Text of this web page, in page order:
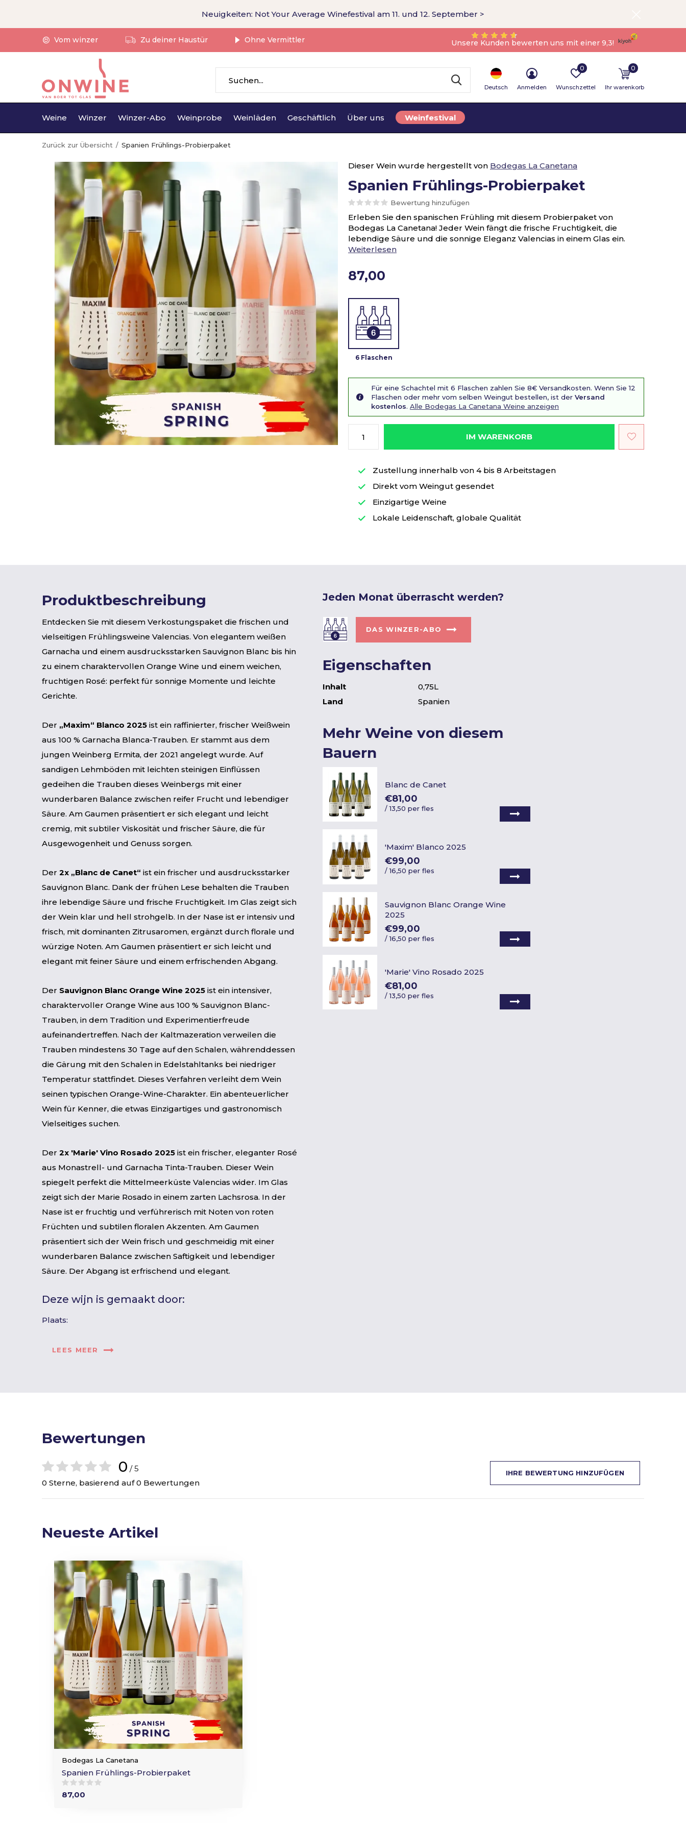
Weine Winzer Winzer-Abo Weinprobe Weinläden Geschäftlich Über uns Weinfestival
Deutsch Anmelden Wunschzettel
0
Ihr warenkorb
0
Vom winzer Zu deiner Haustür Ohne Vermittler Unsere Kunden bewerten uns mit einer 9,3!
Neuigkeiten: Not Your Average Winefestival am 11. und 12. September >
Zurück zur Übersicht Spanien Frühlings-Probierpaket
Dieser Wein wurde hergestellt von Bodegas La Canetana
Spanien Frühlings-Probierpaket
Bewertung hinzufügen
Erleben Sie den spanischen Frühling mit diesem Probierpaket von
Bodegas La Canetana! Jeder Wein fängt die frische Fruchtigkeit, die
lebendige Säure und die sonnige Eleganz Valencias in einem Glas ein.
Weiterlesen
87,00
6 Flaschen
Für eine Schachtel mit 6 Flaschen zahlen Sie 8€ Versandkosten. Wenn Sie 12
Flaschen oder mehr vom selben Weingut bestellen, ist der Versand
kostenlos. Alle Bodegas La Canetana Weine anzeigen
IM WARENKORB
Zustellung innerhalb von 4 bis 8 Arbeitstagen
Direkt vom Weingut gesendet
Einzigartige Weine
Lokale Leidenschaft, globale Qualität
Produktbeschreibung
Entdecken Sie mit diesem Verkostungspaket die frischen und
vielseitigen Frühlingsweine Valencias. Von elegantem weißen
Garnacha und einem ausdrucksstarken Sauvignon Blanc bis hin
zu einem charaktervollen Orange Wine und einem weichen,
fruchtigen Rosé: perfekt für sonnige Momente und leichte
Gerichte.
Der „Maxim“ Blanco 2025 ist ein raffinierter, frischer Weißwein
aus 100 % Garnacha Blanca-Trauben. Er stammt aus dem
jungen Weinberg Ermita, der 2021 angelegt wurde. Auf
sandigen Lehmböden mit leichten steinigen Einflüssen
gedeihen die Trauben dieses Weinbergs mit einer
wunderbaren Balance zwischen reifer Frucht und lebendiger
Säure. Am Gaumen präsentiert er sich elegant und leicht
cremig, mit subtiler Viskosität und frischer Säure, die für
Ausgewogenheit und Genuss sorgen.
Der 2x „Blanc de Canet“ ist ein frischer und ausdrucksstarker
Sauvignon Blanc. Dank der frühen Lese behalten die Trauben
ihre lebendige Säure und frische Fruchtigkeit. Im Glas zeigt sich
der Wein klar und hell strohgelb. In der Nase ist er intensiv und
frisch, mit dominanten Zitrusaromen, ergänzt durch florale und
würzige Noten. Am Gaumen präsentiert er sich leicht und
elegant mit feiner Säure und einem erfrischenden Abgang.
Der Sauvignon Blanc Orange Wine 2025 ist ein intensiver,
charaktervoller Orange Wine aus 100 % Sauvignon Blanc-
Trauben, in dem Tradition und Experimentierfreude
aufeinandertreffen. Nach der Kaltmazeration verweilen die
Trauben mindestens 30 Tage auf den Schalen, währenddessen
die Gärung mit den Schalen in Edelstahltanks bei niedriger
Temperatur stattfindet. Dieses Verfahren verleiht dem Wein
seinen typischen Orange-Wine-Charakter. Ein abenteuerlicher
Wein für Kenner, die etwas Einzigartiges und gastronomisch
Vielseitiges suchen.
Der 2x 'Marie' Vino Rosado 2025 ist ein frischer, eleganter Rosé
aus Monastrell- und Garnacha Tinta-Trauben. Dieser Wein
spiegelt perfekt die Mittelmeerküste Valencias wider. Im Glas
zeigt sich der Marie Rosado in einem zarten Lachsrosa. In der
Nase ist er fruchtig und verführerisch mit Noten von roten
Früchten und subtilen floralen Akzenten. Am Gaumen
präsentiert sich der Wein frisch und geschmeidig mit einer
wunderbaren Balance zwischen Saftigkeit und lebendiger
Säure. Der Abgang ist erfrischend und elegant.
Deze wijn is gemaakt door:
Plaats:
LEES MEER
Jeden Monat überrascht werden?
DAS WINZER-ABO
Eigenschaften
Inhalt
0,75L
Land
Spanien
Mehr Weine von diesem
Bauern
Blanc de Canet
€81,00
/13,50 per fles
'Maxim' Blanco 2025
€99,00
/16,50 per fles
Sauvignon Blanc Orange Wine
2025
€99,00
/16,50 per fles
'Marie' Vino Rosado 2025
€81,00
/13,50 per fles
Bewertungen
0 / 5
0 Sterne, basierend auf 0 Bewertungen
IHRE BEWERTUNG HINZUFÜGEN
Neueste Artikel
Bodegas La Canetana
Spanien Frühlings-Probierpaket
87,00